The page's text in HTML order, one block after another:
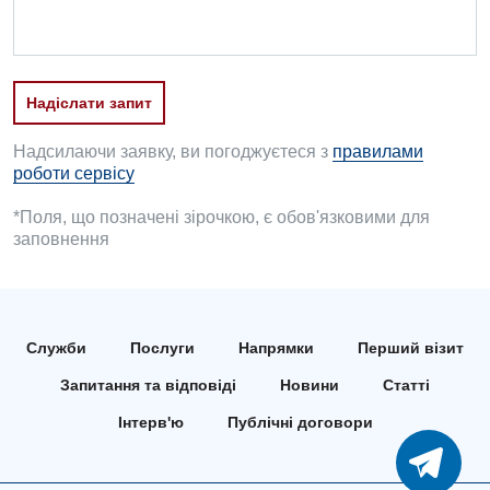
Для дорослих
Акушерство і гінекологія
Алергологія, імунологія
Безоплатні послуги
Педіатричне відділення
Терапевтичне відділення
Урологічне відділення
Українська
Російська
Надіслати запит
Надсилаючи заявку, ви погоджуєтеся з правилами
роботи сервісу
*Поля, що позначені зірочкою, є обов'язковими для
заповнення
Служби Послуги Напрямки Перший візит
Запитання та відповіді Новини Статті
Інтерв'ю Публічні договори